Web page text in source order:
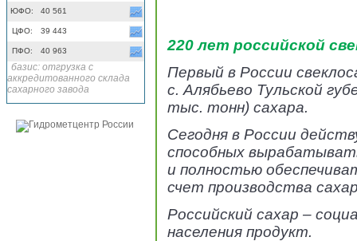
ЮФО: 40 561
ЦФО: 39 443
ПФО: 40 963
базис: отгрузка с
аккредитованного склада
сахарного завода
220 лет российской
Первый в России
с. Алябьево Тульской
тыс. тонн) сахара.
Сегодня в России
способных
и полностью
счет производства
Российский сахар –
населения продукт.